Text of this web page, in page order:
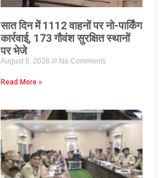
सात दिन में 1112 वाहनों पर नो-पार्किंग
कार्रवाई, 173 गौवंश सुरक्षित स्थानों
पर भेजे
August 8, 2026 No Comments
Read More »